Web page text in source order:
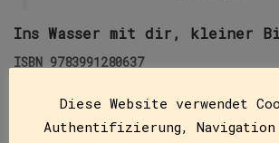
ISBN 9783991280637
Das erste Jahr im Leben eines Bibers.
Diese Website verwendet
Authentifizierung, Navigation